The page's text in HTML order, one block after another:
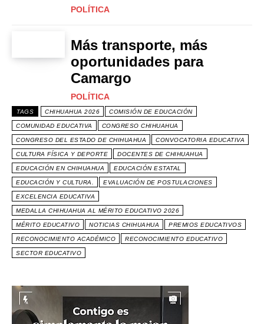
POLÍTICA
Más transporte, más
oportunidades para
Camargo
POLÍTICA
TAGS CHIHUAHUA 2026 COMISIÓN DE EDUCACIÓN
COMUNIDAD EDUCATIVA CONGRESO CHIHUAHUA
CONGRESO DEL ESTADO DE CHIHUAHUA CONVOCATORIA EDUCATIVA
CULTURA FÍSICA Y DEPORTE DOCENTES DE CHIHUAHUA
EDUCACIÓN EN CHIHUAHUA EDUCACIÓN ESTATAL
EDUCACIÓN Y CULTURA. EVALUACIÓN DE POSTULACIONES
EXCELENCIA EDUCATIVA
MEDALLA CHIHUAHUA AL MÉRITO EDUCATIVO 2026
MÉRITO EDUCATIVO NOTICIAS CHIHUAHUA PREMIOS EDUCATIVOS
RECONOCIMIENTO ACADÉMICO RECONOCIMIENTO EDUCATIVO
SECTOR EDUCATIVO